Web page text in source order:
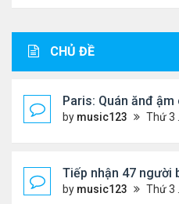
CHỦ ĐỀ
Paris: Quán ănđ ậm
by music123 Thứ 3 Tháng 8 04, 2026 5:31 pm
Tiếp nhận 47 người
by music123 Thứ 3 Tháng 8 04, 2026 5:09 pm